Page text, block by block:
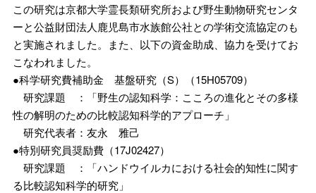
この研究は京都大学霊長類研究所および野生動物研究センタ
ーと公益財団法人鹿児島市水族館公社との学術交流協定のも
と実施されました。また、以下の資金助成、協力を受けてお
こなわれました。
●科学研究費補助金 基盤研究（S）（15H05709）
研究課題 ：「野生の認知科学：こころの進化とその多様
性の解明のための比較認知科学的アプローチ」
研究代表者：友永 雅己
●特別研究員奨励費（17J02427）
研究課題 ：「ハンドウイルカにおける社会的知性に関す
る比較認知科学的研究」